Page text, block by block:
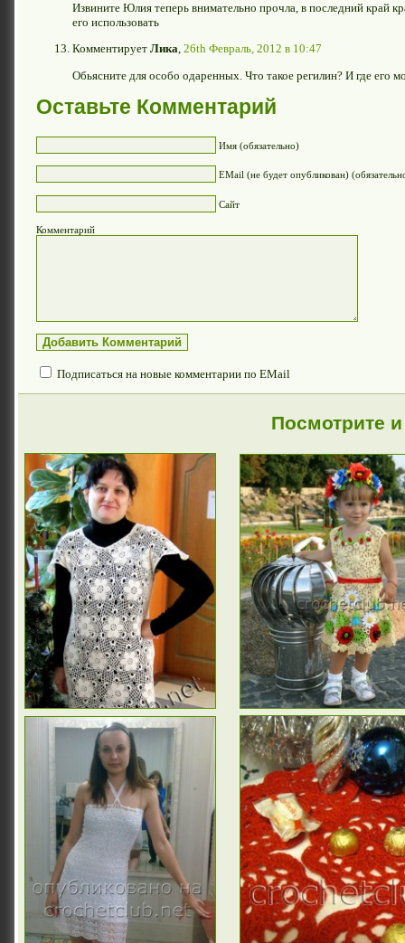
Извините Юлия теперь внимательно прочла, в последний край
его использовать
Комментирует Лика, 26th Февраль, 2012 в 10:47
Обьясните для особо одаренных. Что такое регилин? И где его
Оставьте Комментарий
Имя (обязательно)
EMail (не будет опубликован)
Сайт
Комментарий
Подписаться на новые комментарии по EMail
Посмотрите